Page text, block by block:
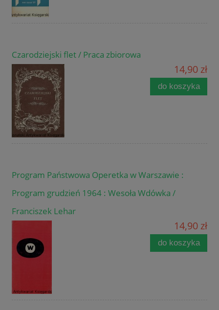
Czarodziejski flet / Praca zbiorowa
14,90 zł
do koszyka
Program Państwowa Operetka w Warszawie :
Program grudzień 1964 : Wesoła Wdówka /
Franciszek Lehar
14,90 zł
do koszyka